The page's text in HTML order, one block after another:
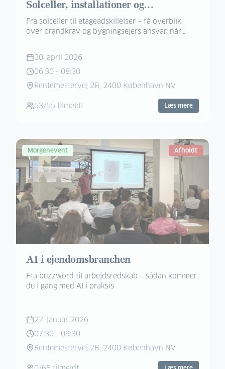
Solceller, installationer og
etageadskillelser
Fra solceller til etageadskillelser – få overblik
over brandkrav og bygningsejers ansvar, når
30. april 2026
06:30 - 08:30
Rentemestervej 2B, 2400 København NV
53/55 tilmeldt Læs mere
Morgenevent Afholdt
AI i ejendomsbranchen
Fra buzzword til arbejdsredskab – sådan kommer
du i gang med AI i praksis
22. januar 2026
07:30 - 09:30
Rentemestervej 2B, 2400 København NV